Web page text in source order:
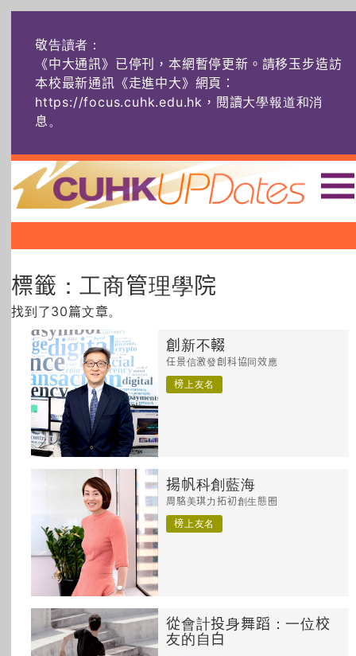
敬告讀者：
《中大通訊》已停刊，本網暫停更新。請移玉步造訪
本校最新通訊《走進中大》網頁：
https://focus.cuhk.edu.hk，閱讀大學報道和消
息。
主頁 |||
社創薈動 六物窺人
藝士匹靈 雅共賞
所有主題
標籤：工商管理學院
找到了30篇文章。
創新不輟
任景信激發創科協同效應
榜上友名
揚帆科創藍海
周駱美琪力拓初創生態圈
榜上友名
從會計投身舞蹈：一位校
友的自白